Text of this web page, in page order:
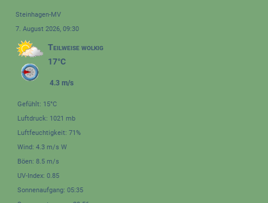
Steinhagen-MV
7. August 2026, 09:30
Teilweise wolkig
17°C
4.3 m/s
Gefühlt: 15°C
Luftdruck: 1021 mb
Luftfeuchtigkeit: 71%
Wind: 4.3 m/s W
Böen: 8.5 m/s
UV-Index: 0.85
Sonnenaufgang: 05:35